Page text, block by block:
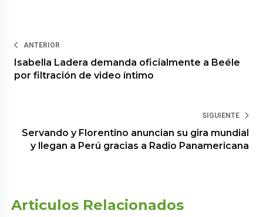
ANTERIOR
Isabella Ladera demanda oficialmente a Beéle
por filtración de video íntimo
SIGUIENTE
Servando y Florentino anuncian su gira mundial
y llegan a Perú gracias a Radio Panamericana
Articulos Relacionados